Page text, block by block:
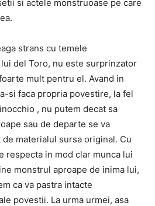
si actele monstruoase pe care
strans cu temele
del Toro, nu este surprinzator
mult pentru el. Avand in
si faca propria povestire, la fel
, nu putem decat sa
sau de departe se va
materialul sursa original. Cu
respecta in mod clar munca lui
monstrul aproape de inima lui,
ca va pastra intacte
povestii. La urma urmei, asa